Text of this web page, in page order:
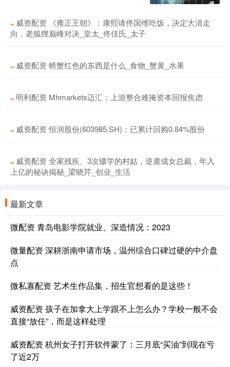
威资配资 《雍正王朝》：康熙请佟国维吃饭，决定大清走
向，老狐狸巅峰对决_皇太_佟佳氏_太子
威资配资 螃蟹红色的东西是什么_食物_蟹黄_水果
明利配资 Mhmarkets迈汇：上游整合难掩资本回报焦虑
威资配资 恒润股份(603985.SH)：已累计回购0.84%股份
威资配资 全家残疾、3次辍学的村姑，逆袭成女总裁，年入
上亿的秘诀揭秘_梁晓芹_创业_生活
最新文章
微配资 青岛电影学院就业、深造情况：2023
微量配资 深耕浙南申请市场，温州综合口碑过硬的中介盘
点
微私寡配资 艺术生作品集，招生官想看的是这些！
威资配资 孩子在加拿大上学跟不上怎么办？学校一般不会
直接“放任”，而是这样处理
威资配资 杭州女子打开软件蒙了：三月底“买油”到现在亏
了近2万